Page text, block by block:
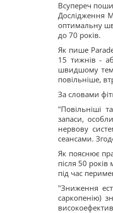
Всупереч
Дослідження
оптимальну
до 70 років.
Як пише
15 тижнів -
швидшому
повільніше,
За словами
"Повільніші
запаси,
нервову
сеансами.
Як пояснює
після 50
під час
"Зниження
саркопенію)